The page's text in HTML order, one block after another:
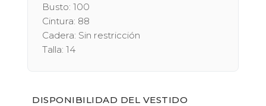
Busto: 100
Cintura: 88
Cadera: Sin restricción
Talla: 14
DISPONIBILIDAD DEL VESTIDO